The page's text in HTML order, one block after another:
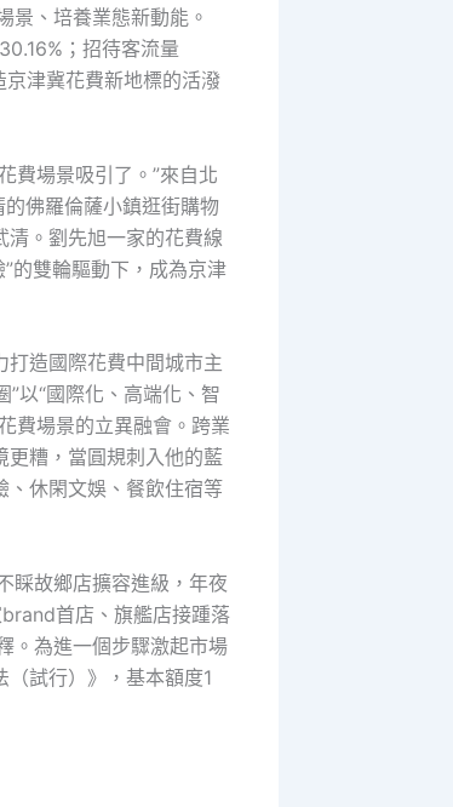
景、培養業態新動能。
；招待客流量
津冀花費新地標的活潑
費場景吸引了。”來自北
佛羅倫薩小鎮逛街購物
清。劉先旭一家的花費線
的雙輪驅動下，成為京津
造國際花費中間城市主
”以“國際化、高端化、智
費場景的立異融會。跨業
更糟，當圓規刺入他的藍
、休閑文娛、餐飲住宿等
睬故鄉店擴容進級，年夜
首店、旗艦店接踵落
。為進一個步驟激起市場
試行）》，基本額度1